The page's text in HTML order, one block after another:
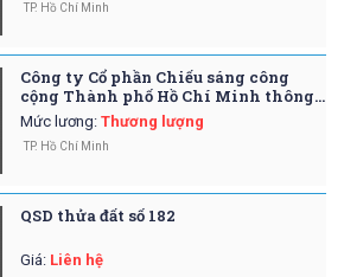
TP. Hồ Chí Minh
Công ty Cổ phần Chiếu sáng công
cộng Thành phố Hồ Chí Minh thông
báo tuyển dụng
Mức lương: Thương lượng
TP. Hồ Chí Minh
QSD thửa đất số 182
Giá: Liên hệ